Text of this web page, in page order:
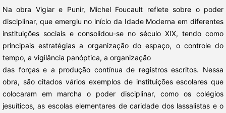
Na obra Vigiar e Punir, Michel Foucault reflete sobre o poder
disciplinar, que emergiu no início da Idade Moderna em diferentes
instituições sociais e consolidou-se no século XIX, tendo como
principais estratégias a organização do espaço, o controle do
tempo, a vigilância panóptica, a organização
das forças e a produção contínua de registros escritos. Nessa
obra, são citados vários exemplos de instituições escolares que
colocaram em marcha o poder disciplinar, como os colégios
jesuíticos, as escolas elementares de caridade dos lassalistas e o